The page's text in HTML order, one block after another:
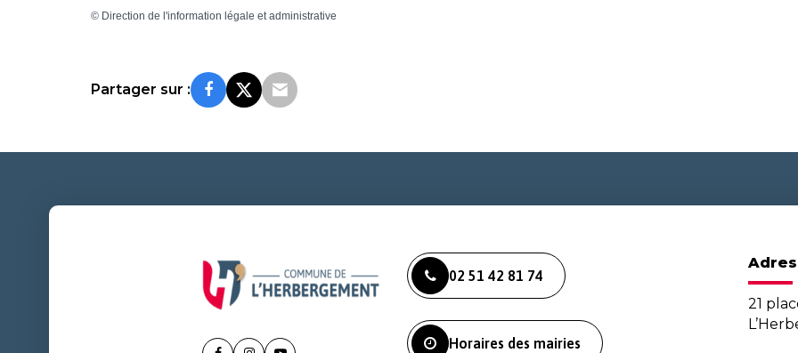
© Direction de l'information légale et administrative
Partager sur :
02 51 42 81 74
Horaires des mairies
21